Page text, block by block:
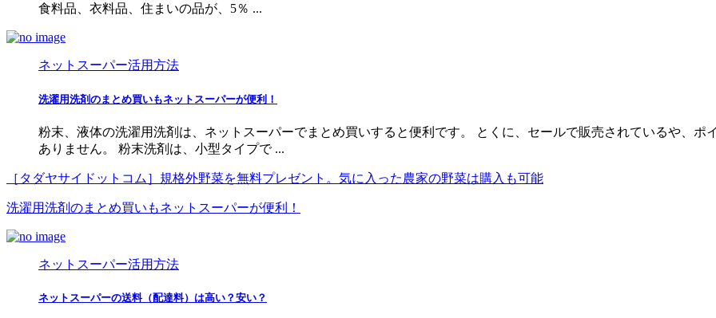
食料品、衣料品、住まいの品が、5％ ...
ネットスーパー活用方法
洗濯用洗剤のまとめ買いもネットスーパーが便利！
粉末、液体の洗濯用洗剤は、ネットスーパーでまとめ買いすると便利です。 とくに、セールで販売されているや、
ありません。 粉末洗剤は、小型タイプで ...
［タダヤサイドットコム］規格外野菜を無料プレゼント。気に入った農家の野菜は購入も可能
洗濯用洗剤のまとめ買いもネットスーパーが便利！
ネットスーパー活用方法
ネットスーパーの送料（配達料）は高い？安い？